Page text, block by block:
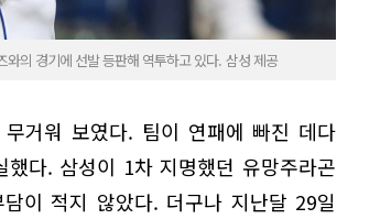
의 경기에 선발 등판해 역투하고 있다. 삼성 제공
거워 보였다. 팀이 연패에 빠진 데다
다. 삼성이 1차 지명했던 유망주라곤
이 적지 않았다. 더구나 지난달 29일